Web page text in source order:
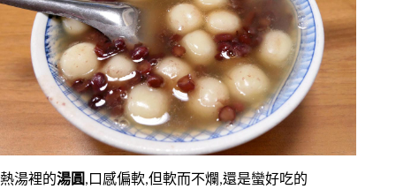
熱湯裡的湯圓,口感偏軟,但軟而不爛,還是蠻好吃的